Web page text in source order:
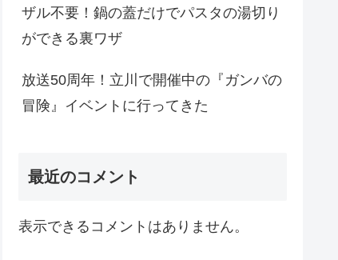
ザル不要！鍋の蓋だけでパスタの湯切り
ができる裏ワザ
放送50周年！立川で開催中の『ガンバの
冒険』イベントに行ってきた
最近のコメント
表示できるコメントはありません。